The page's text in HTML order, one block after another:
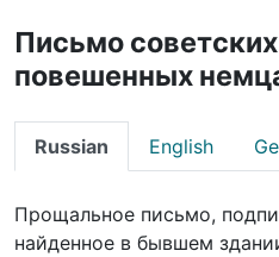
Письмо
повешенных
Russian English
Прощальное письмо,
найденное в бывшем